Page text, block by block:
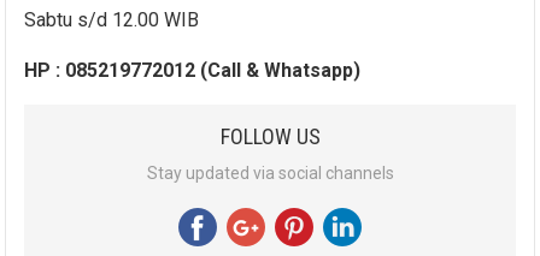
Sabtu s/d 12.00 WIB
HP : 085219772012 (Call & Whatsapp)
FOLLOW US
Stay updated via social channels